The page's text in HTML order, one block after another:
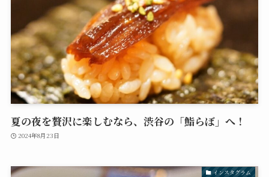
夏の夜を贅沢に楽しむなら、渋谷の「鮨らぼ」へ！
2024年8月23日
インスタグラム